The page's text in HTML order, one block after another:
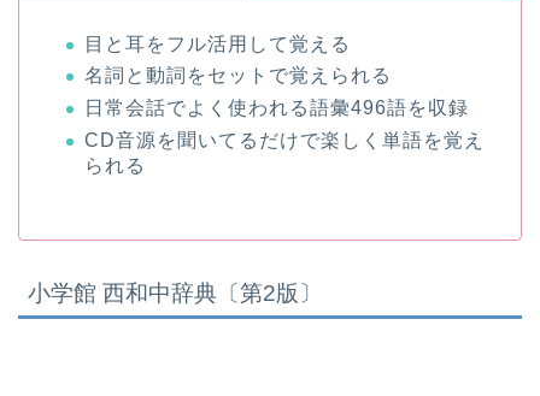
目と耳をフル活用して覚える
名詞と動詞をセットで覚えられる
日常会話でよく使われる語彙496語を収録
CD音源を聞いてるだけで楽しく単語を覚え
られる
小学館 西和中辞典〔第2版〕